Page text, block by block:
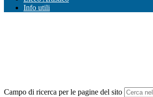
Info utili
Campo di ricerca per le pagine del sito